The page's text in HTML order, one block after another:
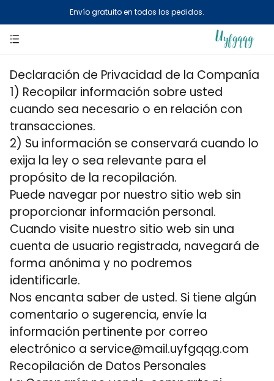
Envío gratuito en todos los pedidos.
Declaración de Privacidad de la Companía
1) Recopilar información sobre usted
cuando sea necesario o en relación con
transacciones.
2) Su información se conservará cuando lo
exija la ley o sea relevante para el
propósito de la recopilación.
Puede navegar por nuestro sitio web sin
proporcionar información personal.
Cuando visite nuestro sitio web sin una
cuenta de usuario registrada, navegará de
forma anónima y no podremos
identificarle.
Nos encanta saber de usted. Si tiene algún
comentario o sugerencia, envíe la
información pertinente por correo
electrónico a service@mail.uyfgqqg.com
Recopilación de Datos Personales